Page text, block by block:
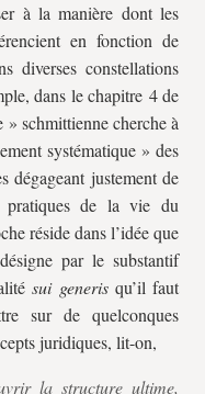
à la manière dont les
en fonction de
diverses constellations
dans le chapitre 4 de
schmittienne cherche à
systématique » des
dégageant justement de
de la vie du
réside dans l’idée que
par le substantif
sui generisqu’il faut
sur de quelconques
juridiques, lit-on,
la structure ultime,